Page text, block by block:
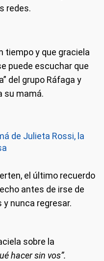
redes.
tiempo y que graciela
puede escuchar que
del grupo Ráfaga y
su mamá.
de Julieta Rossi, la
el último recuerdo
antes de irse de
nunca regresar.
sobre la
hacer sin vos”.